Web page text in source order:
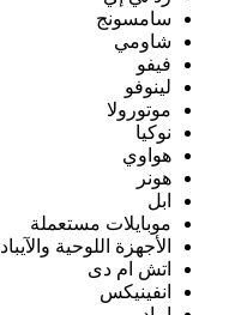
سامسونج
شاومي
فيفو
لينوفو
موتورولا
نوكيا
هواوي
هونر
ابل
موبايلات مستعملة
الأجهزة اللوحية والآيباد
اتش ام دى
انفينيكس